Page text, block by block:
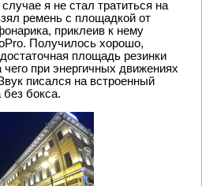
, так и прицепив камеру
я не стал тратиться на
ремень с площадкой от
приклеив к нему
Получилось хорошо,
площадь резинки
при энергичных движениях
писался на встроенный
бокса.